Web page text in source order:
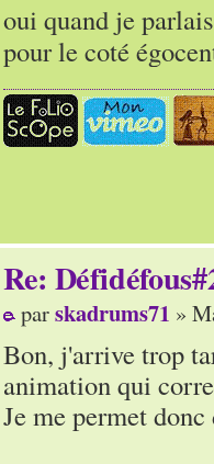
oui quand je
pour le coté
Re:
parskadrums71 »
Bon, j'arrive trop
animation qui
Je me permet